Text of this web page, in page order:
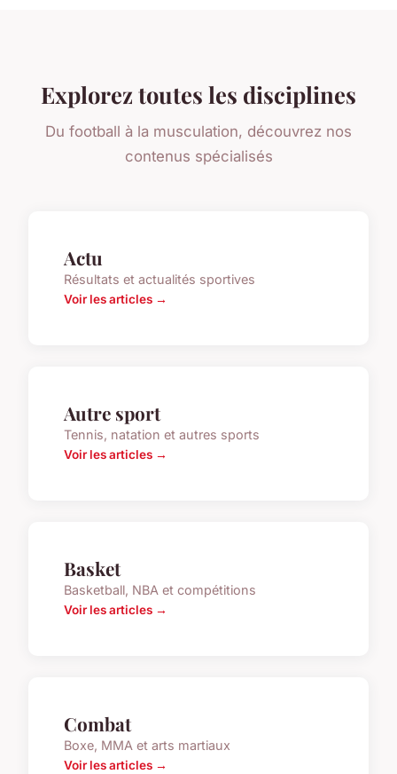
Explorez toutes les disciplines
Du football à la musculation, découvrez nos
contenus spécialisés
Actu
Résultats et actualités sportives
Voir les articles →
Autre sport
Tennis, natation et autres sports
Voir les articles →
Basket
Basketball, NBA et compétitions
Voir les articles →
Combat
Boxe, MMA et arts martiaux
Voir les articles →